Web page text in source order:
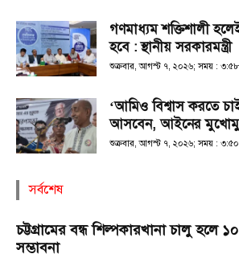
গণমাধ্যম শক্তিশালী
হবে : স্থানীয় সরকারমন্ত্রী
শুক্রবার, আগস্ট ৭, ২০২৬; সময় : ৩:৫৮
‘আমিও বিশ্বাস করতে
আসবেন, আইনের
শুক্রবার, আগস্ট ৭, ২০২৬; সময় : ৩:৫০
সর্বশেষ
চট্টগ্রামের বন্ধ শিল্পকারখানা চালু হলে
সম্ভাবনা